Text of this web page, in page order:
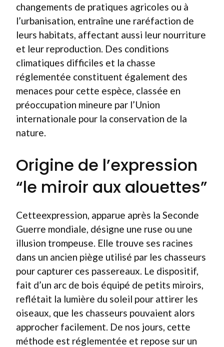
changements de pratiques agricoles ou à
l’urbanisation, entraîne une raréfaction de
leurs habitats, affectant aussi leur nourriture
et leur reproduction. Des conditions
climatiques difficiles et la chasse
réglementée constituent également des
menaces pour cette espèce, classée en
préoccupation mineure par l’Union
internationale pour la conservation de la
nature.
Origine de l’expression
“le miroir aux alouettes”
Cetteexpression, apparue après la Seconde
Guerre mondiale, désigne une ruse ou une
illusion trompeuse. Elle trouve ses racines
dans un ancien piège utilisé par les chasseurs
pour capturer ces passereaux. Le dispositif,
fait d’un arc de bois équipé de petits miroirs,
reflétait la lumière du soleil pour attirer les
oiseaux, que les chasseurs pouvaient alors
approcher facilement. De nos jours, cette
méthode est réglementée et repose sur un